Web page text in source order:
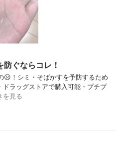
ぐならコレ！
☹︎！シミ・そばかすを予防するため
ラッグストアで購入可能・プチプ
を見る